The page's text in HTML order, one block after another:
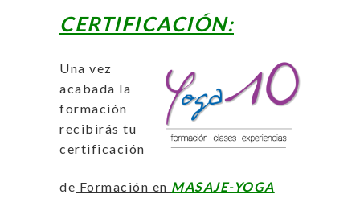
CERTIFICACIÓN:
Una vez
acabada la
formación
recibirás tu
certificación
de Formación en MASAJE-YOGA